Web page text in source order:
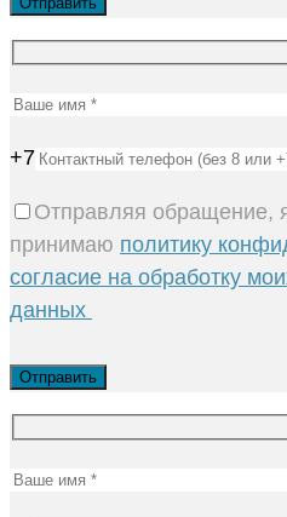
+7
Отправляя обращение,
принимаю политику
согласие на обработку
данных